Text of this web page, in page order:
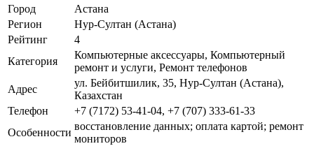
Город
Астана
Регион
Нур-Султан (Астана)
Рейтинг
4
Категория
Компьютерные аксессуары, Компьютерный
ремонт и услуги, Ремонт телефонов
Адрес
ул. Бейбитшилик, 35, Нур-Султан (Астана),
Казахстан
Телефон
+7 (7172) 53-41-04, +7 (707) 333-61-33
Особенности
восстановление данных; оплата картой; ремонт
мониторов